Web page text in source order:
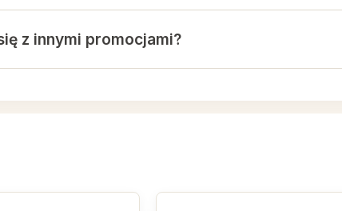
ma ludzką twarz, a obsługa klienta potrafi
z innymi promocjami?
innych źródeł może spowodować anulowanie zwrotu.